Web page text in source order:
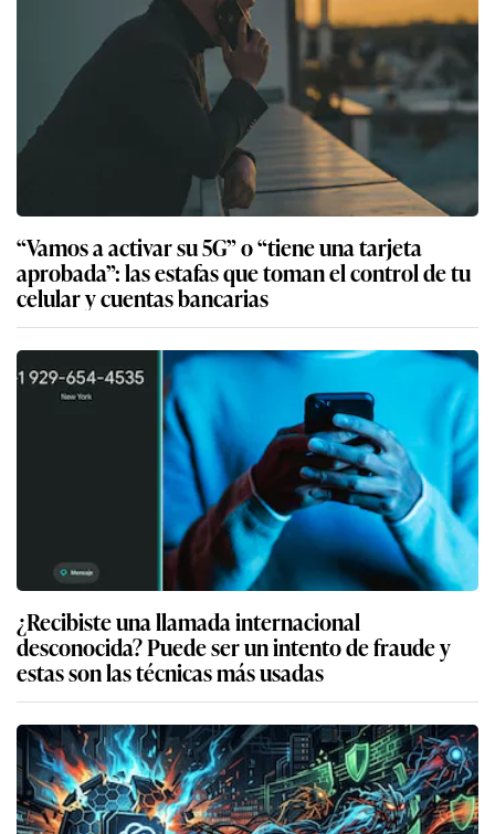
“Vamos a activar su 5G” o “tiene una tarjeta
aprobada”: las estafas que toman el control de tu
celular y cuentas bancarias
¿Recibiste una llamada internacional
desconocida? Puede ser un intento de fraude y
estas son las técnicas más usadas